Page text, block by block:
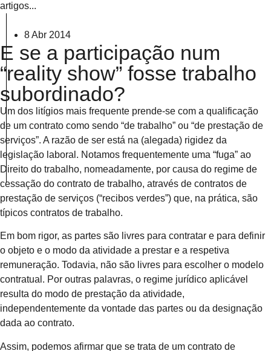
artigos...
8 Abr 2014
E se a participação num
“reality show” fosse trabalho
subordinado?
Um dos litígios mais frequente prende-se com a qualificação
de um contrato como sendo “de trabalho” ou “de prestação de
serviços”. A razão de ser está na (alegada) rigidez da
legislação laboral. Notamos frequentemente uma “fuga” ao
Direito do trabalho, nomeadamente, por causa do regime de
cessação do contrato de trabalho, através de contratos de
prestação de serviços (“recibos verdes”) que, na prática, são
típicos contratos de trabalho.
Em bom rigor, as partes são livres para contratar e para definir
o objeto e o modo da atividade a prestar e a respetiva
remuneração. Todavia, não são livres para escolher o modelo
contratual. Por outras palavras, o regime jurídico aplicável
resulta do modo de prestação da atividade,
independentemente da vontade das partes ou da designação
dada ao contrato.
Assim, podemos afirmar que se trata de um contrato de